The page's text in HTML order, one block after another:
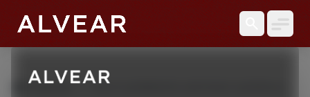
Productos
PISCO QUEBRANTA SANTIAGO QUEIROLO